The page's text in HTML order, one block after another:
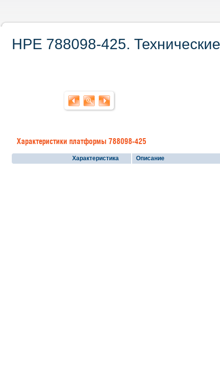
HPE 788098-425.
Характеристики платформы 788098-425
Характеристика Описание